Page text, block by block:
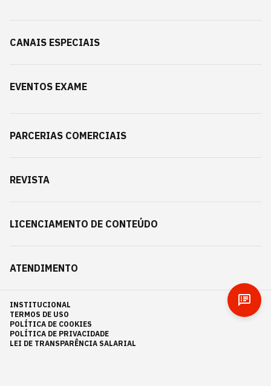
CANAIS ESPECIAIS
EVENTOS EXAME
PARCERIAS COMERCIAIS
REVISTA
LICENCIAMENTO DE CONTEÚDO
ATENDIMENTO
INSTITUCIONAL
TERMOS DE USO
POLÍTICA DE COOKIES
POLÍTICA DE PRIVACIDADE
LEI DE TRANSPARÊNCIA SALARIAL